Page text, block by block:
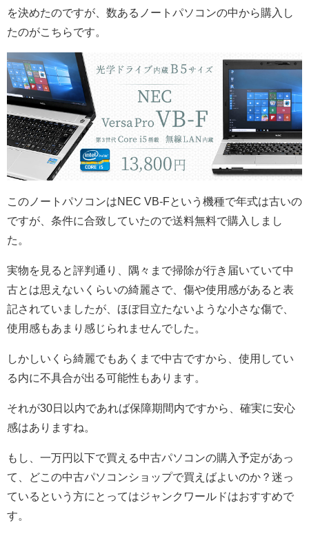
を決めたのですが、数あるノートパソコンの中から購入し
たのがこちらです。
このノートパソコンはNEC VB-Fという機種で年式は古いの
ですが、条件に合致していたので送料無料で購入しまし
た。
実物を見ると評判通り、隅々まで掃除が行き届いていて中
古とは思えないくらいの綺麗さで、傷や使用感があると表
記されていましたが、ほぼ目立たないような小さな傷で、
使用感もあまり感じられませんでした。
しかしいくら綺麗でもあくまで中古ですから、使用してい
る内に不具合が出る可能性もあります。
それが30日以内であれば保障期間内ですから、確実に安心
感はありますね。
もし、一万円以下で買える中古パソコンの購入予定があっ
て、どこの中古パソコンショップで買えばよいのか？迷っ
ているという方にとってはジャンクワールドはおすすめで
す。